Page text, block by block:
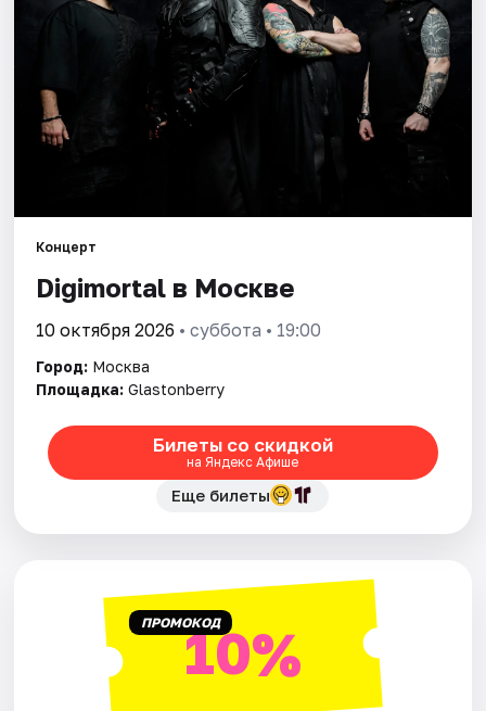
Спорт
События
Города
Рейтинги
Концерт
Digimortal в Москве
10 октября 2026 • суббота • 19:00
Город: Москва
Площадка: Glastonberry
Билеты со скидкой
на Яндекс Афише
Еще билеты
ПРОМОКОД10%